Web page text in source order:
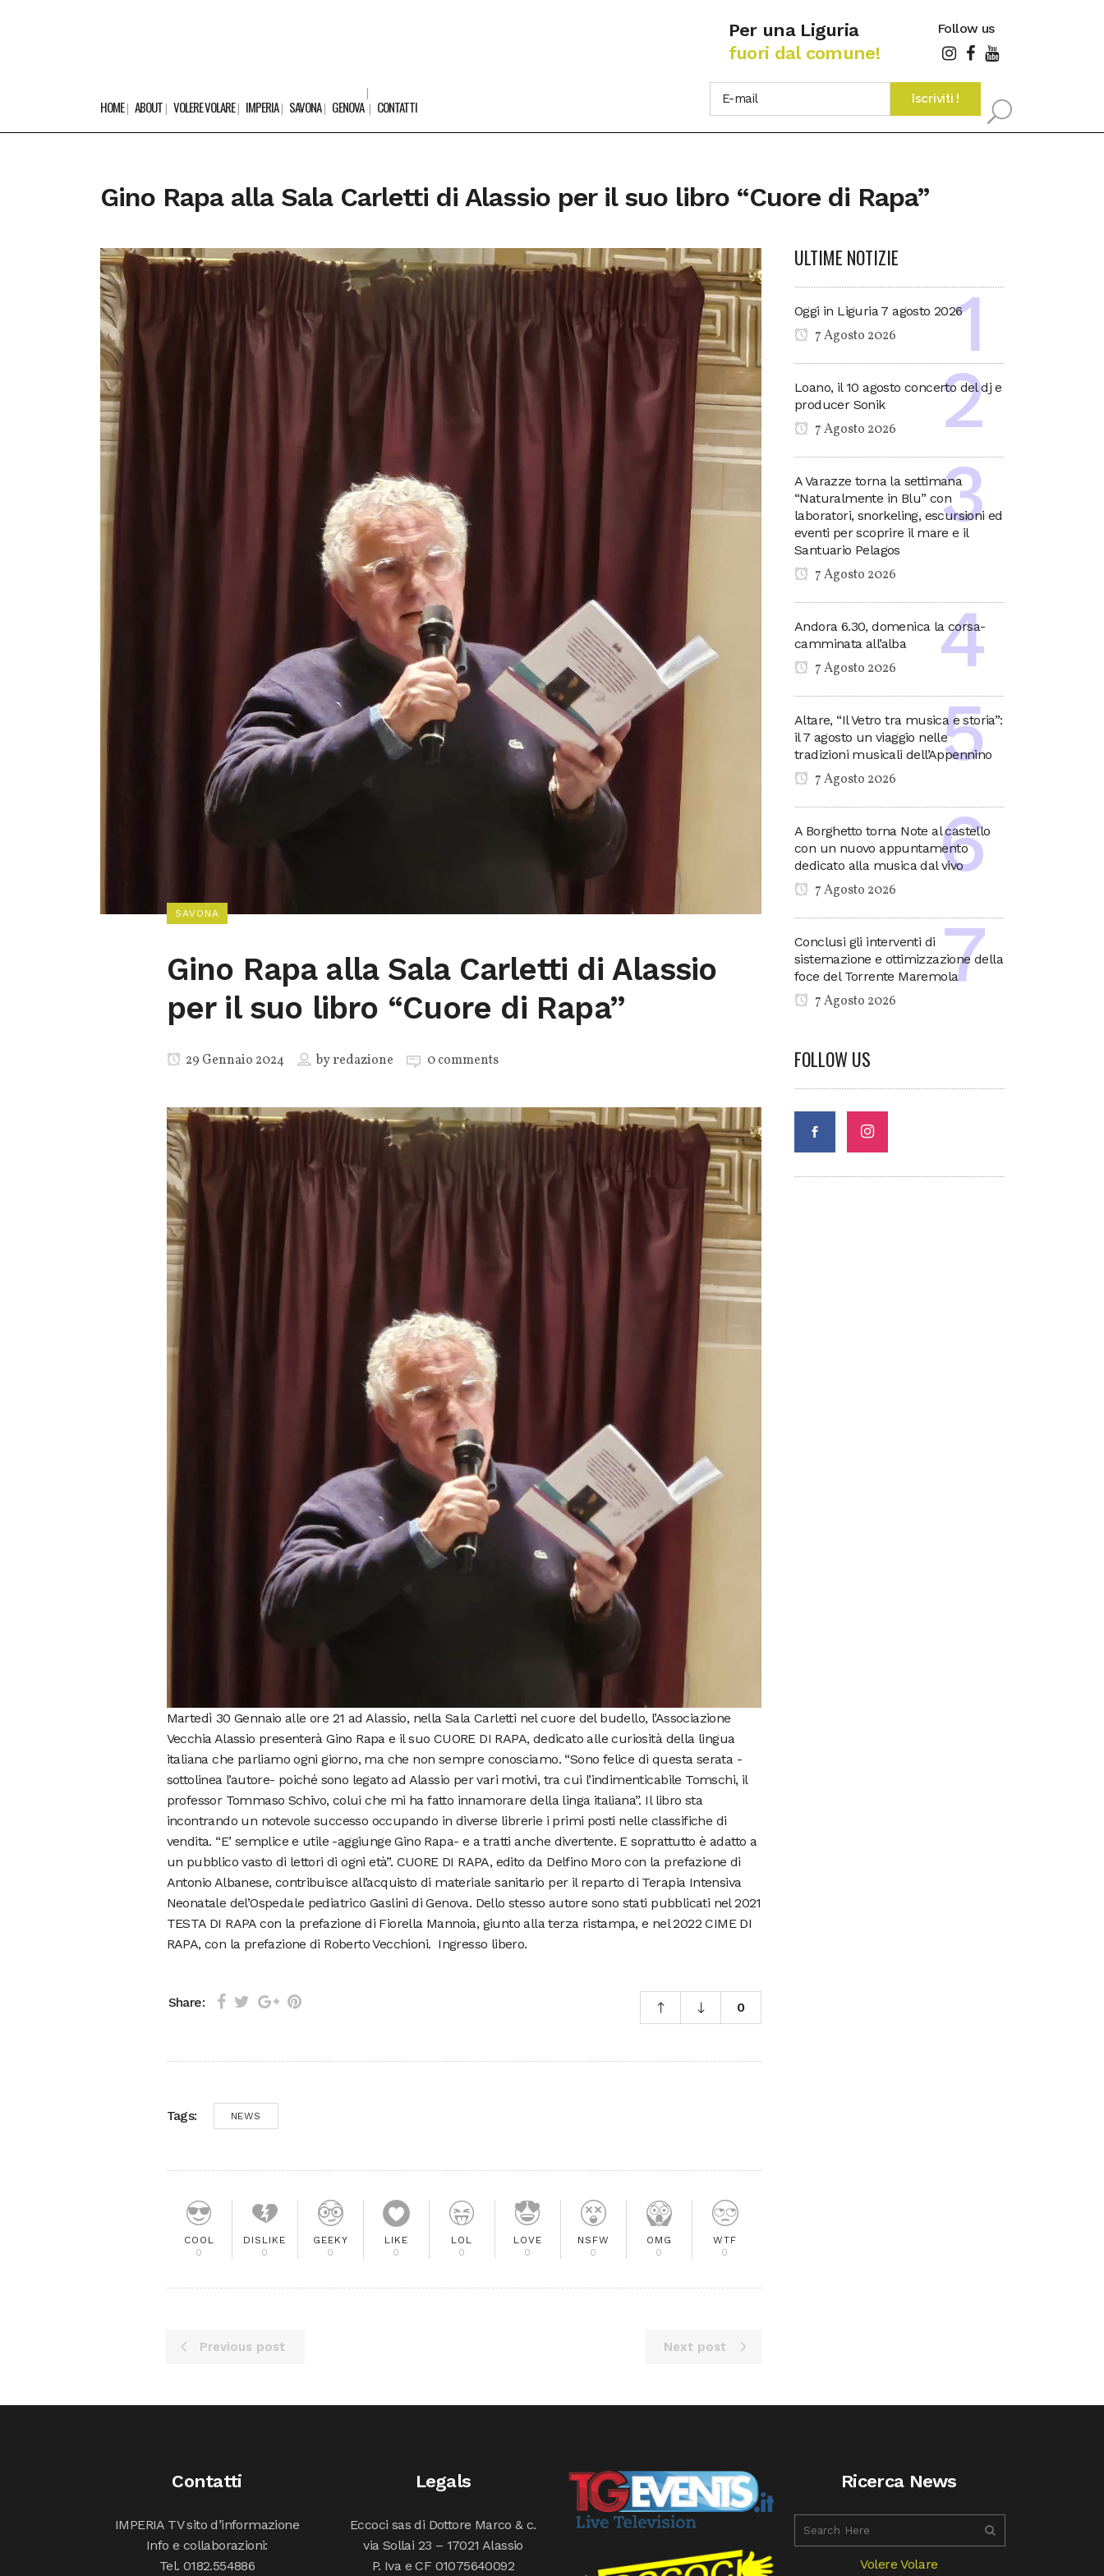
Per una Liguria
fuori dal comune!
Follow us
HOME ABOUT VOLERE VOLARE IMPERIA SAVONA GENOVA CONTATTI
Gino Rapa alla Sala Carletti di Alassio per il suo libro “Cuore di Rapa”
SAVONA
Gino Rapa alla Sala Carletti di Alassio
per il suo libro “Cuore di Rapa”
29 Gennaio 2024 byredazione 0 comments
Martedì 30 Gennaio alle ore 21 ad Alassio, nella Sala Carletti nel cuore del budello, l’Associazione
Vecchia Alassio presenterà Gino Rapa e il suo CUORE DI RAPA, dedicato alle curiosità della lingua
italiana che parliamo ogni giorno, ma che non sempre conosciamo. “Sono felice di questa serata -
sottolinea l’autore- poiché sono legato ad Alassio per vari motivi, tra cui l’indimenticabile Tomschi, il
professor Tommaso Schivo, colui che mi ha fatto innamorare della linga italiana”. Il libro sta
incontrando un notevole successo occupando in diverse librerie i primi posti nelle classifiche di
vendita. “E’ semplice e utile -aggiunge Gino Rapa- e a tratti anche divertente. E soprattutto è adatto a
un pubblico vasto di lettori di ogni età”. CUORE DI RAPA, edito da Delfino Moro con la prefazione di
Antonio Albanese, contribuisce all’acquisto di materiale sanitario per il reparto di Terapia Intensiva
Neonatale del’Ospedale pediatrico Gaslini di Genova. Dello stesso autore sono stati pubblicati nel 2021
TESTA DI RAPA con la prefazione di Fiorella Mannoia, giunto alla terza ristampa, e nel 2022 CIME DI
RAPA, con la prefazione di Roberto Vecchioni. Ingresso libero.
Share: 0
Tags: NEWS
COOL
0
DISLIKE
0
GEEKY
0
LIKE
0
LOL
0
LOVE
0
NSFW
0
OMG
0
WTF
0
Previous post Next post
ULTIME NOTIZIE
Oggi in Liguria 7 agosto 2026
7 Agosto 2026
Loano, il 10 agosto concerto del dj e
producer Sonik
7 Agosto 2026
A Varazze torna la settimana
“Naturalmente in Blu” con
laboratori, snorkeling, escursioni ed
eventi per scoprire il mare e il
Santuario Pelagos
7 Agosto 2026
Andora 6.30, domenica la corsa-
camminata all’alba
7 Agosto 2026
Altare, “Il Vetro tra musica e storia”:
il 7 agosto un viaggio nelle
tradizioni musicali dell’Appennino
7 Agosto 2026
A Borghetto torna Note al castello
con un nuovo appuntamento
dedicato alla musica dal vivo
7 Agosto 2026
Conclusi gli interventi di
sistemazione e ottimizzazione della
foce del Torrente Maremola
7 Agosto 2026
FOLLOW US
Contatti
IMPERIA TV sito d’informazione
Info e collaborazioni:
Tel. 0182.554886
Legals
Eccoci sas di Dottore Marco & c.
via Sollai 23 – 17021 Alassio
P. Iva e CF 01075640092
Ricerca News
Volere Volare